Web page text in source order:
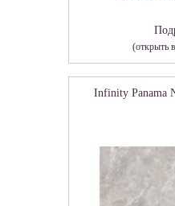
(открыть
Infinity Panama